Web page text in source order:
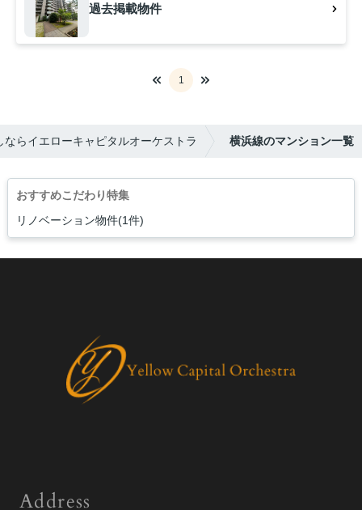
過去掲載物件
1
らイエローキャピタルオーケストラ 横浜線のマンション一覧
おすすめこだわり特集
リノベーション物件(1件)
Address